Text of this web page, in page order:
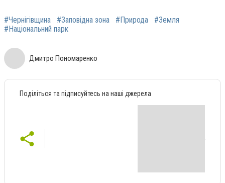
#Чернігівщина #Заповідна зона #Природа
#Земля
#Національний парк
Дмитро Пономаренко
Поділіться та підписуйтесь на наші джерела